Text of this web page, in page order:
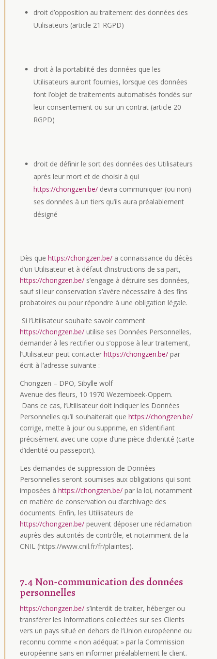
droit d’opposition au traitement des données des
Utilisateurs (article 21 RGPD)
droit à la portabilité des données que les
Utilisateurs auront fournies, lorsque ces données
font l’objet de traitements automatisés fondés sur
leur consentement ou sur un contrat (article 20
RGPD)
droit de définir le sort des données des Utilisateurs
après leur mort et de choisir à qui
https://chongzen.be/devra communiquer (ou non)
ses données à un tiers qu’ils aura préalablement
désigné
Dès que https://chongzen.be/a connaissance du décès
d’un Utilisateur et à défaut d’instructions de sa part,
https://chongzen.be/s’engage à détruire ses données,
sauf si leur conservation s’avère nécessaire à des fins
probatoires ou pour répondre à une obligation légale.
Si l’Utilisateur souhaite savoir comment
https://chongzen.be/utilise ses Données Personnelles,
demander à les rectifier ou s’oppose à leur traitement,
l’Utilisateur peut contacter https://chongzen.be/par
écrit à l’adresse suivante :
Chongzen – DPO, Sibylle wolf
Avenue des fleurs, 10 1970 Wezembeek-Oppem.
Dans ce cas, l’Utilisateur doit indiquer les Données
Personnelles qu’il souhaiterait que https://chongzen.be/
corrige, mette à jour ou supprime, en s’identifiant
précisément avec une copie d’une pièce d’identité (carte
d’identité ou passeport).
Les demandes de suppression de Données
Personnelles seront soumises aux obligations qui sont
imposées à https://chongzen.be/par la loi, notamment
en matière de conservation ou d’archivage des
documents. Enfin, les Utilisateurs de
https://chongzen.be/peuvent déposer une réclamation
auprès des autorités de contrôle, et notamment de la
CNIL (https://www.cnil.fr/fr/plaintes).
7.4 Non-communication des données
personnelles
https://chongzen.be/s’interdit de traiter, héberger ou
transférer les Informations collectées sur ses Clients
vers un pays situé en dehors de l’Union européenne ou
reconnu comme « non adéquat » par la Commission
européenne sans en informer préalablement le client.